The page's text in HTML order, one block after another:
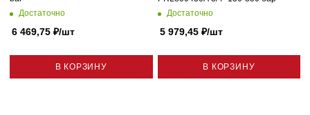
Достаточно
6 469,75 ₽/шт
В КОРЗИНУ
Достаточно
5 979,45₽/шт
В КОРЗИНУ